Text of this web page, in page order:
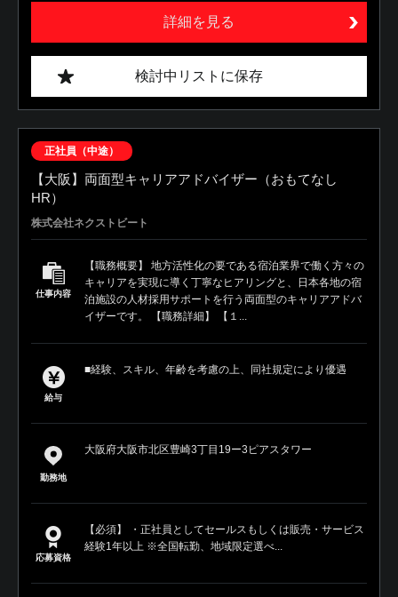
詳細を見る
検討中リストに保存
正社員（中途）
【大阪】両面型キャリアアドバイザー（おもてなし
HR）
株式会社ネクストビート
仕事内容
【職務概要】 地方活性化の要である宿泊業界で働く方々の
キャリアを実現に導く丁寧なヒアリングと、日本各地の宿
泊施設の人材採用サポートを行う両面型のキャリアアドバ
イザーです。 【職務詳細】 【１...
給与
■経験、スキル、年齢を考慮の上、同社規定により優遇
勤務地
大阪府大阪市北区豊崎3丁目19ー3ピアスタワー
応募資格
【必須】 ・正社員としてセールスもしくは販売・サービス
経験1年以上 ※全国転勤、地域限定選べ...